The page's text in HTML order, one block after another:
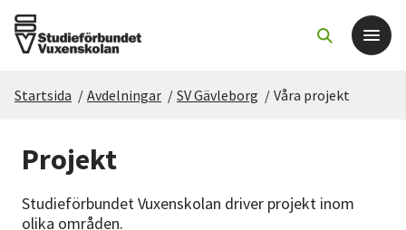
För dig som
Sök kurser och evenemang
Startsida / Avdelningar / SV Gävleborg / Våra projekt
Projekt
Studieförbundet Vuxenskolan driver projekt inom
olika områden.